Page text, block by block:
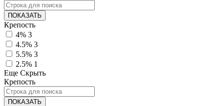
ПОКАЗАТЬ
Крепость
4% 3
4.5% 3
5.5% 3
2.5% 1
Еще Скрыть
Крепость
ПОКАЗАТЬ